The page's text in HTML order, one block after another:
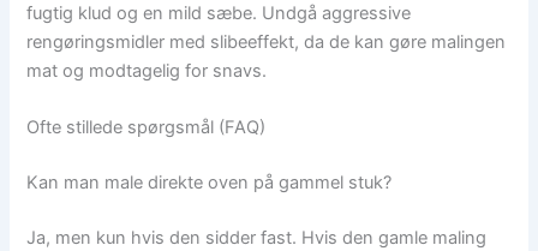
fugtig klud og en mild sæbe. Undgå aggressive
rengøringsmidler med slibeeffekt, da de kan gøre malingen
mat og modtagelig for snavs.
Ofte stillede spørgsmål (FAQ)
Kan man male direkte oven på gammel stuk?
Ja, men kun hvis den sidder fast. Hvis den gamle maling